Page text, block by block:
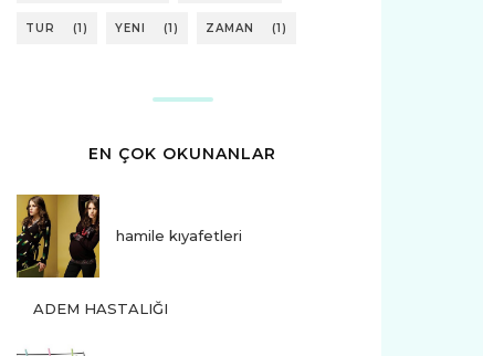
TUR (1) YENI (1) ZAMAN (1)
EN ÇOK OKUNANLAR
hamile kıyafetleri
ADEM HASTALIĞI